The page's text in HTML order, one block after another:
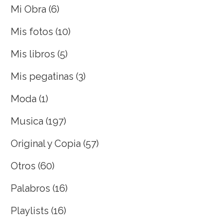
Mi Obra (6)
Mis fotos (10)
Mis libros (5)
Mis pegatinas (3)
Moda (1)
Musica (197)
Original y Copia (57)
Otros (60)
Palabros (16)
Playlists (16)